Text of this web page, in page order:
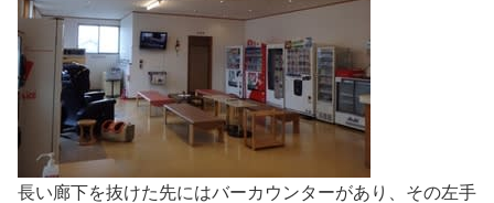
長い廊下を抜けた先にはバーカウンターがあり、その左手